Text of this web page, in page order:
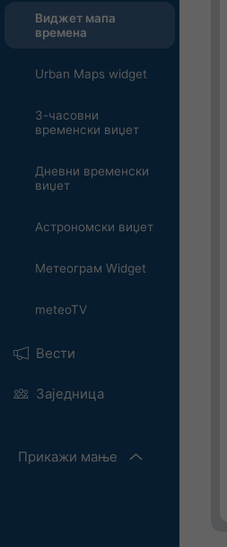
Виджет мапа
времена
Urban Maps widget
3-часовни
временски виџет
Дневни временски
виџет
Астрономски виџет
Метеограм Widget
meteoTV
Вести
Заједница
Прикажи мање